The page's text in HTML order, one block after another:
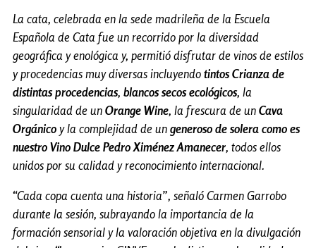
La cata, celebrada en la sede madrileña de la Escuela
Española de Cata fue un recorrido por la diversidad
geográfica y enológica y, permitió disfrutar de vinos de estilos
y procedencias muy diversas incluyendo tintos Crianza de
distintas procedencias, blancos secos ecológicos, la
singularidad de un Orange Wine, la frescura de un Cava
Orgánico y la complejidad de un generoso de solera como es
nuestro Vino Dulce Pedro Ximénez Amanecer, todos ellos
unidos por su calidad y reconocimiento internacional.
“Cada copa cuenta una historia”, señaló Carmen Garrobo
durante la sesión, subrayando la importancia de la
formación sensorial y la valoración objetiva en la divulgación